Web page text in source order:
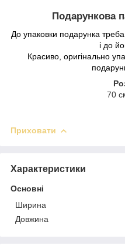
Подарункова
До упаковки подарунка
і до
Красиво, оригінально
70
Приховати
Характеристики
Основні
Ширина
Довжина